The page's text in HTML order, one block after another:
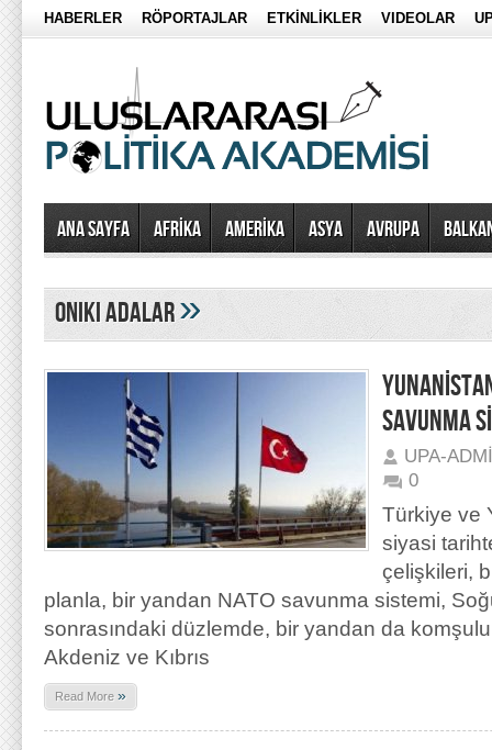
HABERLER RÖPORTAJLAR ETKİNLİKLER VIDEOLAR
Ana Sayfa AFRİKA AMERİKA ASYA AVRUPA
Oniki Adalar»
SAVUNMA
UPA-
0
Türkiye ve
siyasi
çelişkileri,
planla, bir yandan NATO savunma sistemi,
sonrasındaki düzlemde, bir yandan da
Akdeniz ve Kıbrıs
Read More »